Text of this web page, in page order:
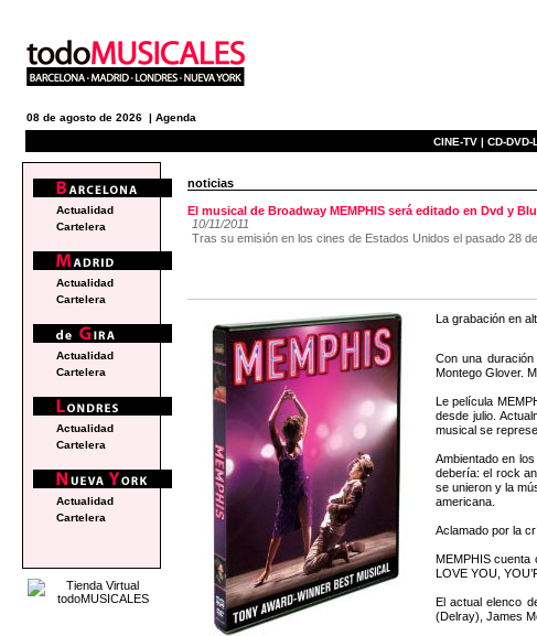
08 de agosto de 2026 | Agenda
CINE-TV | CD-DVD-
noticias
El musical de Broadway MEMPHIS será editado en Dvd y
10/11/2011
Tras su emisión en los cines de Estados Unidos el pasado 28
La grabación en
Con una
Montego Glover.
Le película
desde julio.
musical se
Ambientado en
debería: el rock
se unieron y la
americana.
Aclamado por la
MEMPHIS
LOVE YOU,
El actual elenco
(Delray), James
Actualidad
Cartelera
Actualidad
Cartelera
Actualidad
Cartelera
Actualidad
Cartelera
Actualidad
Cartelera